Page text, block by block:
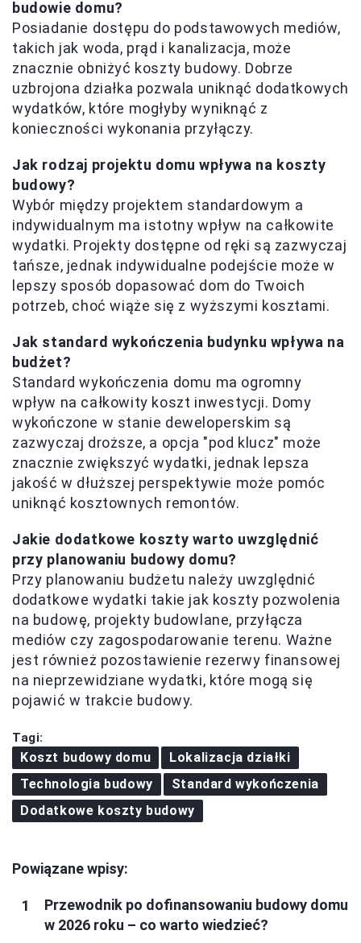
budowie domu?
Posiadanie dostępu do podstawowych mediów,
takich jak woda, prąd i kanalizacja, może
znacznie obniżyć koszty budowy. Dobrze
uzbrojona działka pozwala uniknąć dodatkowych
wydatków, które mogłyby wyniknąć z
konieczności wykonania przyłączy.
Jak rodzaj projektu domu wpływa na koszty
budowy?
Wybór między projektem standardowym a
indywidualnym ma istotny wpływ na całkowite
wydatki. Projekty dostępne od ręki są zazwyczaj
tańsze, jednak indywidualne podejście może w
lepszy sposób dopasować dom do Twoich
potrzeb, choć wiąże się z wyższymi kosztami.
Jak standard wykończenia budynku wpływa na
budżet?
Standard wykończenia domu ma ogromny
wpływ na całkowity koszt inwestycji. Domy
wykończone w stanie deweloperskim są
zazwyczaj droższe, a opcja "pod klucz" może
znacznie zwiększyć wydatki, jednak lepsza
jakość w dłuższej perspektywie może pomóc
uniknąć kosztownych remontów.
Jakie dodatkowe koszty warto uwzględnić
przy planowaniu budowy domu?
Przy planowaniu budżetu należy uwzględnić
dodatkowe wydatki takie jak koszty pozwolenia
na budowę, projekty budowlane, przyłącza
mediów czy zagospodarowanie terenu. Ważne
jest również pozostawienie rezerwy finansowej
na nieprzewidziane wydatki, które mogą się
pojawić w trakcie budowy.
Tagi:
Koszt budowy domu
Lokalizacja działki
Technologia budowy
Standard wykończenia
Dodatkowe koszty budowy
Powiązane wpisy:
Przewodnik po dofinansowaniu budowy domu
w 2026 roku – co warto wiedzieć?